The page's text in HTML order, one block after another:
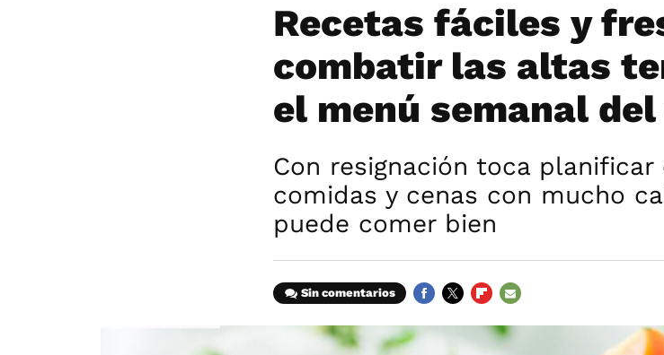
Recetas fáciles y
combatir las altas
el menú semanal
Con resignación toca
comidas y cenas con mucho
puede comer bien
Sin comentarios
MAIL